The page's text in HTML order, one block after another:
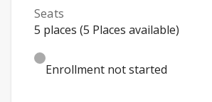
Seats
5 places (5 Places available)
Enrollment not started